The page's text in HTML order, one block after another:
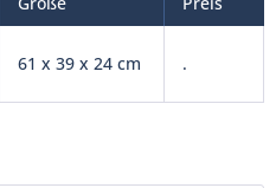
61 x 39 x 24 cm .